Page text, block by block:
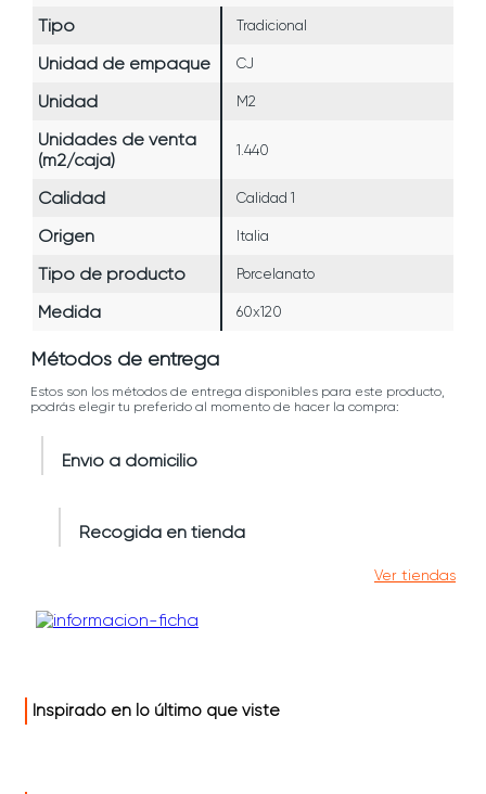
Tipo Tradicional
Unidad de empaque CJ
Unidad M2
Unidades de venta
(m2/caja)
1.440
Calidad Calidad 1
Origen Italia
Tipo de producto Porcelanato
Medida 60x120
Métodos de entrega
Estos son los métodos de entrega disponibles para este producto,
podrás elegir tu preferido al momento de hacer la compra:
Envío a domicilio
Recogida en tienda
Ver tiendas
Inspirado en lo último que viste